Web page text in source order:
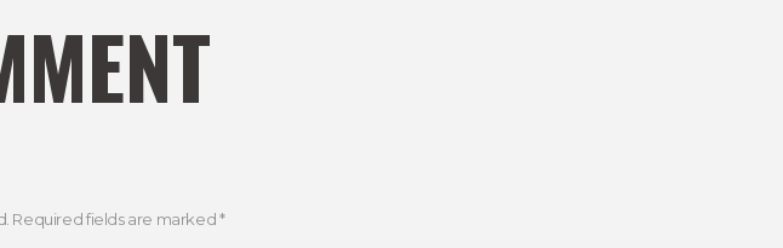
Required fields are marked *